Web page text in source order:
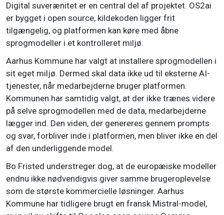
Digital suverænitet er en central del af projektet. OS2ai
er bygget i open source, kildekoden ligger frit
tilgængelig, og platformen kan køre med åbne
sprogmodeller i et kontrolleret miljø.
Aarhus Kommune har valgt at installere sprogmodellen i
sit eget miljø. Dermed skal data ikke ud til eksterne AI-
tjenester, når medarbejderne bruger platformen.
Kommunen har samtidig valgt, at der ikke trænes videre
på selve sprogmodellen med de data, medarbejderne
lægger ind. Den viden, der genereres gennem prompts
og svar, forbliver inde i platformen, men bliver ikke en del
af den underliggende model.
Bo Fristed understreger dog, at de europæiske modeller
endnu ikke nødvendigvis giver samme brugeroplevelse
som de største kommercielle løsninger. Aarhus
Kommune har tidligere brugt en fransk Mistral-model,